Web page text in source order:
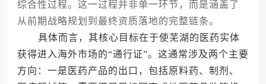
综合性过程。这一过程并非单一环节，而是涵盖了
从前期战略规划到最终资质落地的完整链条。
具体而言，其核心目标在于使芜湖的医药实体
获得进入海外市场的“通行证”。这通常涉及两个主要
方向：一是医药产品的出口，包括原料药、制剂、